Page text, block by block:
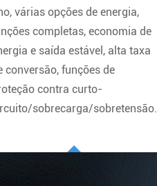
várias opções de energia,
completas, economia de
e saída estável, alta taxa
conversão, funções de
contra curto-
sobrecarga/sobretensão.